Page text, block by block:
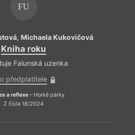
FU
, Michaela Kukovičová
Kniha roku
Falunská uzenka
předplatitele
a reflexe– Horké párky
Z čísla 18/2024